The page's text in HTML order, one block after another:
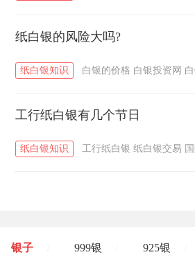
纸白银的风险大吗?
纸白银知识 白银的价格 白银投资网
工行纸白银有几个节日
纸白银知识 工行纸白银 纸白银交易
银子 999银 925银